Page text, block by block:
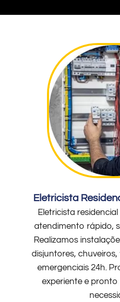
Eletricista
Eletricista
atendimento rápido,
Realizamos
disjuntores,
emergenciais 24h.
experiente e